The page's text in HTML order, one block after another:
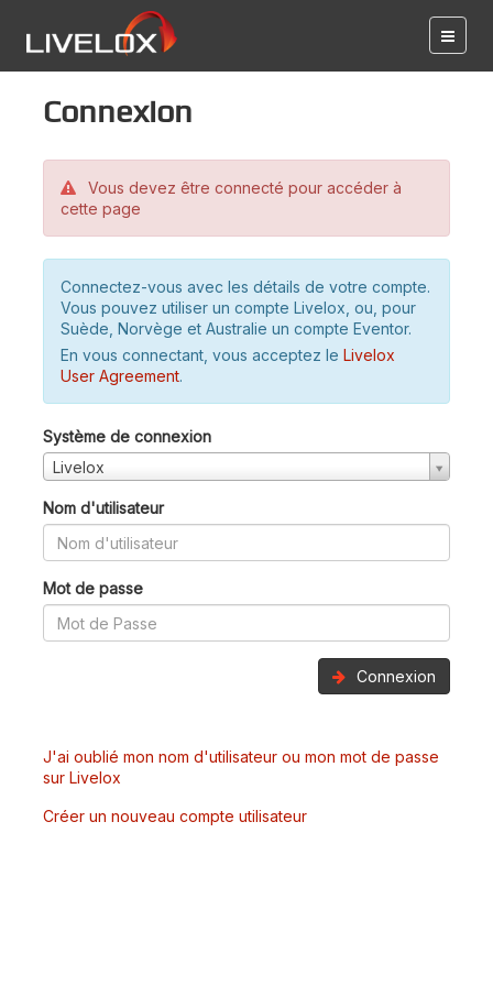
Connexion
Vous devez être connecté pour accéder à
cette page
Connectez-vous avec les détails de votre compte.
Vous pouvez utiliser un compte Livelox, ou, pour
Suède, Norvège et Australie un compte Eventor.
En vous connectant, vous acceptez le Livelox
User Agreement.
Système de connexion
Livelox
Nom d'utilisateur
Mot de passe
Connexion
J'ai oublié mon nom d'utilisateur ou mon mot de passe
sur Livelox
Créer un nouveau compte utilisateur